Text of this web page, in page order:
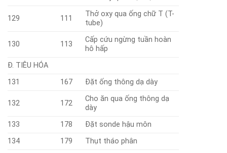
129 111
Thở oxy qua ống chữ T (T-
tube)
130 113
Cấp cứu ngừng tuần hoàn
hô hấp
Đ. TIÊU HÓA
131
167 Đặt ống thông dạ dày
132 172
Cho ăn qua ống thông dạ
dày
133
178
Đặt sonde hậu môn
134
179 Thụt tháo phân